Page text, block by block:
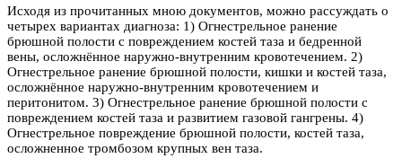
Исходя из прочитанных мною документов, можно рассуждать о
четырех вариантах диагноза: 1) Огнестрельное ранение
брюшной полости с повреждением костей таза и бедренной
вены, осложнённое наружно-внутренним кровотечением. 2)
Огнестрельное ранение брюшной полости, кишки и костей таза,
осложнённое наружно-внутренним кровотечением и
перитонитом. 3) Огнестрельное ранение брюшной полости с
повреждением костей таза и развитием газовой гангрены. 4)
Огнестрельное повреждение брюшной полости, костей таза,
осложненное тромбозом крупных вен таза.